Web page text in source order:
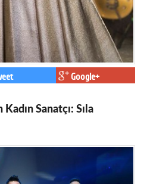
Google+
Sanatçı: Sıla